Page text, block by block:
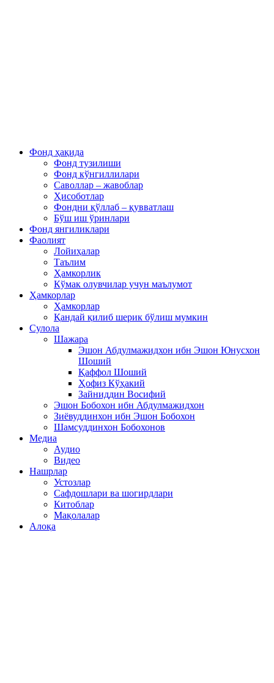
Фонд ҳақида
Фонд тузилиши
Фонд кўнгиллилари
Саволлар – жавоблар
Ҳисоботлар
Фондни қўллаб – қувватлаш
Бўш иш ўринлари
Фонд янгиликлари
Фаолият
Лойиҳалар
Таълим
Ҳамкорлик
Кўмак олувчилар учун маълумот
Ҳамкорлар
Ҳамкорлар
Қандай қилиб шерик бўлиш мумкин
Сулола
Шажара
Эшон Абдулмажидхон ибн Эшон Юнусхон
Шоший
Қаффол Шоший
Ҳофиз Кўҳакий
Зайниддин Восифий
Эшон Бобохон ибн Абдулмажидхон
Зиёвуддинхон ибн Эшон Бобохон
Шамсуддинхон Бобохонов
Медиа
Аудио
Видео
Нашрлар
Устозлар
Сафдошлари ва шогирдлари
Китоблар
Мақолалар
Алоқа